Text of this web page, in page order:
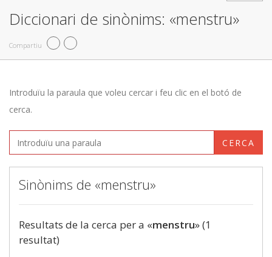
Diccionari de sinònims: «menstru»
Compartiu
Introduïu la paraula que voleu cercar i feu clic en el botó de
cerca.
CERCA
Sinònims de «menstru»
Resultats de la cerca per a «menstru» (1
resultat)